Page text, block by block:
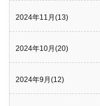
2024年11月(13)
2024年10月(20)
2024年9月(12)